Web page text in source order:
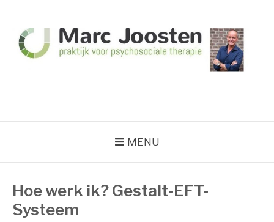
inhoud
springen
MENU
Hoe werk ik? Gestalt-EFT-
Systeem